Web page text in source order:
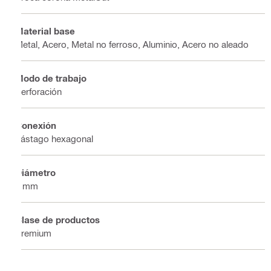
Material base
Metal, Acero, Metal no ferroso, Aluminio, Acero no aleado
Modo de trabajo
Perforación
Conexión
Vástago hexagonal
Diámetro
7 mm
Clase de productos
Premium